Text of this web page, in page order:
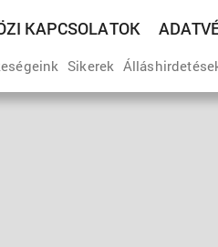
KAPCSOLATOK
Sikerek